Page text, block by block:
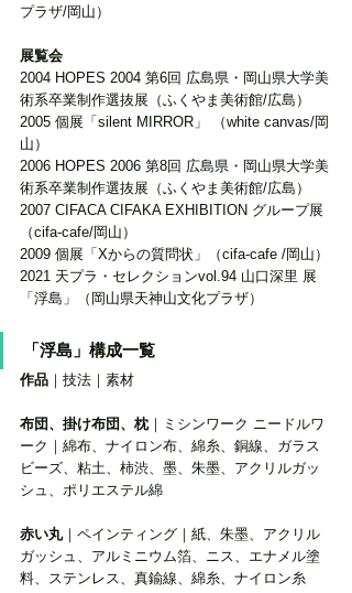
プラザ/岡山）
展覧会
2004 HOPES 2004 第6回 広島県・岡山県大学美
術系卒業制作選抜展（ふくやま美術館/広島）
2005 個展「silent MIRROR」 （white canvas/岡
山）
2006 HOPES 2006 第8回 広島県・岡山県大学美
術系卒業制作選抜展（ふくやま美術館/広島）
2007 CIFACA CIFAKA EXHIBITION グループ展
（cifa-cafe/岡山）
2009 個展「Xからの質問状」（cifa-cafe /岡山）
2021 天プラ・セレクションvol.94 山口深里 展
「浮島」（岡山県天神山文化プラザ）
「浮島」構成一覧
作品 ｜技法｜素材
布団、掛け布団、枕｜ミシンワーク ニードルワ
ーク｜綿布、ナイロン布、綿糸、銅線、ガラス
ビーズ、粘土、柿渋、墨、朱墨、アクリルガッ
シュ、ポリエステル綿
赤い丸｜ペインティング｜紙、朱墨、アクリル
ガッシュ、アルミニウム箔、ニス、エナメル塗
料、ステンレス、真鍮線、綿糸、ナイロン糸